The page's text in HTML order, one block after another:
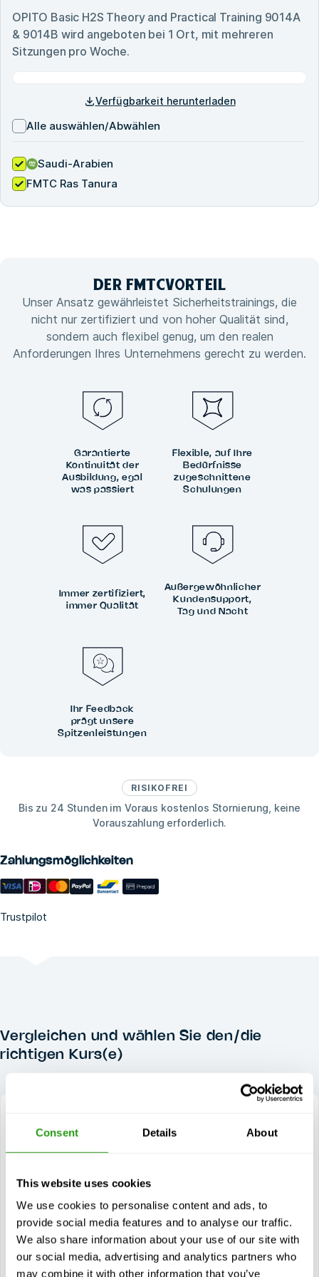
Consent Details About
This website uses cookies
We use cookies to personalise content and ads, to
provide social media features and to analyse our traffic.
We also share information about your use of our site with
our social media, advertising and analytics partners who
may combine it with other information that you’ve
OPITO Basic H2S Theory and Practical Training 9014A
& 9014B wird angeboten bei 1 Ort, mit mehreren
Sitzungen pro Woche.
Verfügbarkeit herunterladen
Alle auswählen/Abwählen
Saudi-Arabien
FMTC Ras Tanura
RISIKOFREI
Bis zu 24 Stunden im Voraus kostenlos Stornierung, keine
Vorauszahlung erforderlich.
Zahlungsmöglichkeiten
Trustpilot
DER FMTCVORTEIL
Unser Ansatz gewährleistet Sicherheitstrainings, die
nicht nur zertifiziert und von hoher Qualität sind,
sondern auch flexibel genug, um den realen
Anforderungen Ihres Unternehmens gerecht zu werden.
Garantierte
Kontinuität der
Ausbildung, egal
was passiert
Flexible, auf Ihre
Bedürfnisse
zugeschnittene
Schulungen
Immer zertifiziert,
immer Qualität
Außergewöhnlicher
Kundensupport,
Tag und Nacht
Ihr Feedback
prägt unsere
Spitzenleistungen
Vergleichen und wählen Sie den/die
richtigen Kurs(e)
OPITO Basic H2S Theory and Practical
Training 9014A & 9014B
OPITO Basic H2S Theory and Practical Training (9014A &
9014B) ist für Personal gedacht, das Wasserstoff
ausgesetzt sein kann...
$ab 160,07